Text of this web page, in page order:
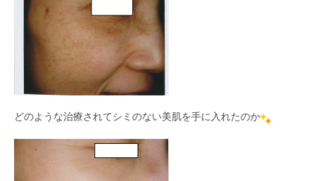
どのような治療されてシミのない美肌を手に入れたのか